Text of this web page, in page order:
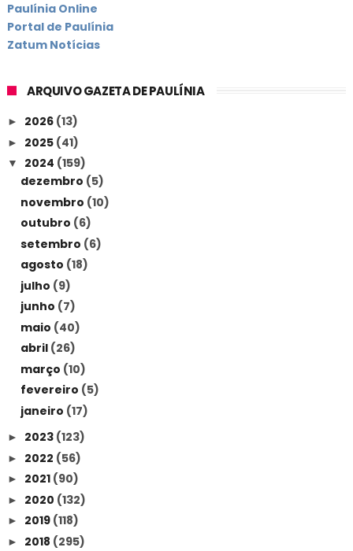
Paulínia Online
Portal de Paulínia
Zatum Notícias
ARQUIVO GAZETA DE PAULÍNIA
► 2026 (13)
► 2025 (41)
▼ 2024 (159)
dezembro (5)
novembro (10)
outubro (6)
setembro (6)
agosto (18)
julho (9)
junho (7)
maio (40)
abril (26)
março (10)
fevereiro (5)
janeiro (17)
► 2023 (123)
► 2022 (56)
► 2021 (90)
► 2020 (132)
► 2019 (118)
► 2018 (295)